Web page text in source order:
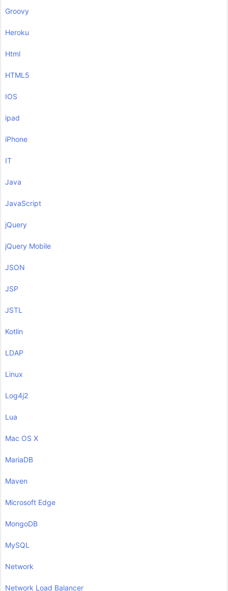
Groovy
Heroku
Html
HTML5
IOS
ipad
iPhone
IT
Java
JavaScript
jQuery
jQuery Mobile
JSON
JSP
JSTL
Kotlin
LDAP
Linux
Log4j2
Lua
Mac OS X
MariaDB
Maven
Microsoft Edge
MongoDB
MySQL
Network
Network Load Balancer